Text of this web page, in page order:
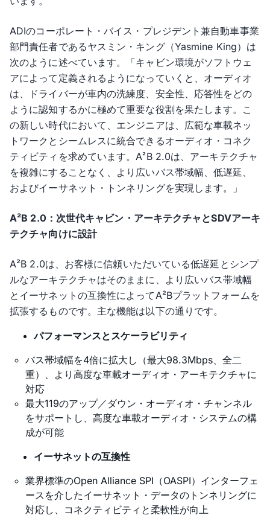
ADIのコーポレート・バイス・プレジデント兼自動車事業
部門責任者であるヤスミン・キング（Yasmine King）は
次のように述べています。「キャビン環境がソフトウェ
アによって定義されるようになっていくと、オーディオ
は、ドライバーが車内の洗練度、安全性、応答性をどの
ように認知するかに極めて重要な役割を果たします。こ
の新しい時代において、エンジニアは、広範な車載ネッ
トワークとシームレスに統合できるオーディオ・コネク
ティビティを求めています。A²B 2.0は、アーキテクチャ
を複雑にすることなく、より広いバス帯域幅、低遅延、
およびイーサネット・トンネリングを実現します。」
A²B 2.0：次世代キャビン・アーキテクチャとSDVアーキ
テクチャ向けに設計
A²B 2.0は、お客様に信頼いただいている低遅延とシンプ
ルなアーキテクチャはそのままに、より広いバス帯域幅
とイーサネットの互換性によってA²Bプラットフォームを
拡張するものです。主な機能は以下の通りです。
パフォーマンスとスケーラビリティ
バス帯域幅を4倍に拡大し（最大98.3Mbps、全二
重）、より高度な車載オーディオ・アーキテクチャに
対応
最大119のアップ／ダウン・オーディオ・チャンネル
をサポートし、高度な車載オーディオ・システムの構
成が可能
イーサネットの互換性
業界標準のOpen Alliance SPI（OASPI）インターフェ
ースを介したイーサネット・データのトンネリングに
対応し、コネクティビティと柔軟性が向上